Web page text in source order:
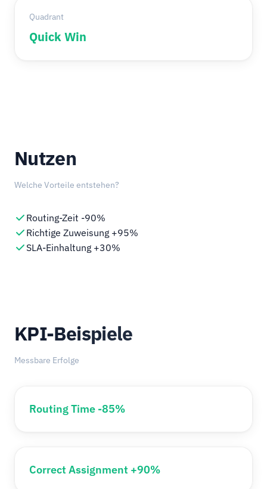
Quadrant
Quick Win
Nutzen
Welche Vorteile entstehen?
Routing-Zeit -90%
Richtige Zuweisung +95%
SLA-Einhaltung +30%
KPI-Beispiele
Messbare Erfolge
Routing Time -85%
Correct Assignment +90%